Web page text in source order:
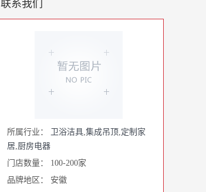
联系我们
所属行业： 卫浴洁具,集成吊顶,定制家
居,厨房电器
门店数量： 100-200家
品牌地区： 安徽